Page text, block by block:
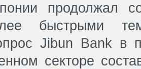
продолжал
быстрыми
Jibun Bank в
секторе